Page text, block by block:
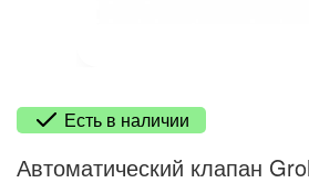
Есть в наличии
Автоматический клапан